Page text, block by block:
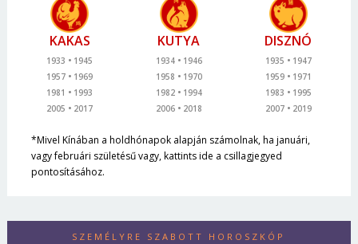
KAKAS
1933
1945
1957
1969
1981
1993
2005
2017
KUTYA
1934
1946
1958
1970
1982
1994
2006
2018
DISZNÓ
1935
1947
1959
1971
1983
1995
2007
2019
*Mivel Kínában a holdhónapok alapján számolnak, ha januári,
vagy februári születésű vagy, kattints ide a csillagjegyed
pontosításához.
SZEMÉLYRE SZABOTT HOROSZKÓP